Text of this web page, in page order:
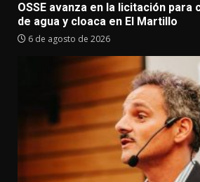
OSSE avanza en la licitación
de agua y cloaca en El Martillo
6 de agosto de 2026